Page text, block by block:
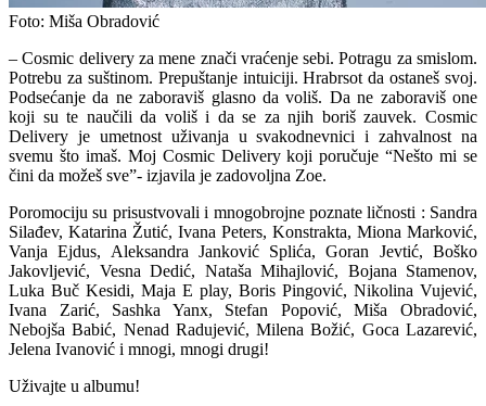
Foto: Miša Obradović
– Cosmic delivery za mene znači vraćenje sebi. Potragu za smislom.
Potrebu za suštinom. Prepuštanje intuiciji. Hrabrsot da ostaneš svoj.
Podsećanje da ne zaboraviš glasno da voliš. Da ne zaboraviš one
koji su te naučili da voliš i da se za njih boriš zauvek. Cosmic
Delivery je umetnost uživanja u svakodnevnici i zahvalnost na
svemu što imaš. Moj Cosmic Delivery koji poručuje “Nešto mi se
čini da možeš sve”- izjavila je zadovoljna Zoe.
Poromociju su prisustvovali i mnogobrojne poznate ličnosti : Sandra
Silađev, Katarina Žutić, Ivana Peters, Konstrakta, Miona Marković,
Vanja Ejdus, Aleksandra Janković Splića, Goran Jevtić, Boško
Jakovljević, Vesna Dedić, Nataša Mihajlović, Bojana Stamenov,
Luka Buč Kesidi, Maja E play, Boris Pingović, Nikolina Vujević,
Ivana Zarić, Sashka Yanx, Stefan Popović, Miša Obradović,
Nebojša Babić, Nenad Radujević, Milena Božić, Goca Lazarević,
Jelena Ivanović i mnogi, mnogi drugi!
Uživajte u albumu!